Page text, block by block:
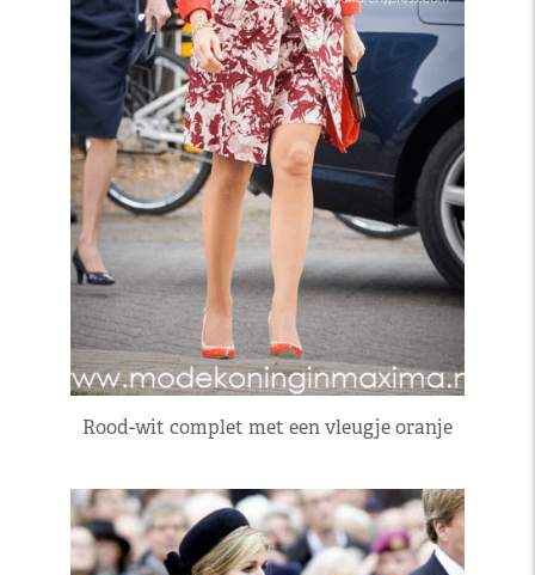
Rood-wit complet met een vleugje oranje